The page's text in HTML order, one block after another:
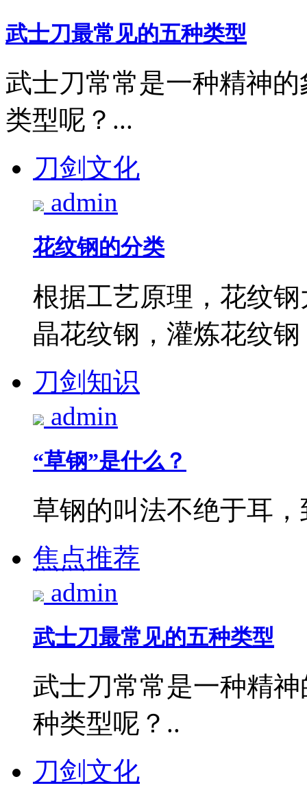
武士刀最常见的五种类型
武士刀常常是一种精神
类型呢？...
刀剑文化
admin
花纹钢的分类
根据工艺原理，花纹
晶花纹钢，灌炼花纹
刀剑知识
admin
“草钢”是什么？
草钢的叫法不绝于耳
焦点推荐
admin
武士刀最常见的五种类型
武士刀常常是一种精
种类型呢？..
刀剑文化